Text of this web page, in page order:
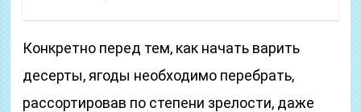
Конкретно перед тем, как начать варить
десерты, ягоды необходимо перебрать,
рассортировав по степени зрелости, даже